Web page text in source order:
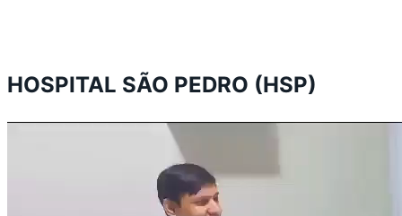
HOSPITAL SÃO PEDRO (HSP)